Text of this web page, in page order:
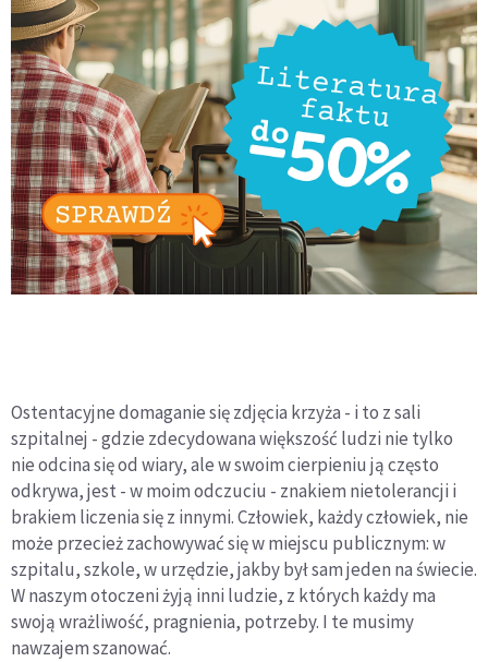
Ostentacyjne domaganie się zdjęcia krzyża - i to z sali
szpitalnej - gdzie zdecydowana większość ludzi nie tylko
nie odcina się od wiary, ale w swoim cierpieniu ją często
odkrywa, jest - w moim odczuciu - znakiem nietolerancji i
brakiem liczenia się z innymi. Człowiek, każdy człowiek, nie
może przecież zachowywać się w miejscu publicznym: w
szpitalu, szkole, w urzędzie, jakby był sam jeden na świecie.
W naszym otoczeni żyją inni ludzie, z których każdy ma
swoją wrażliwość, pragnienia, potrzeby. I te musimy
nawzajem szanować.